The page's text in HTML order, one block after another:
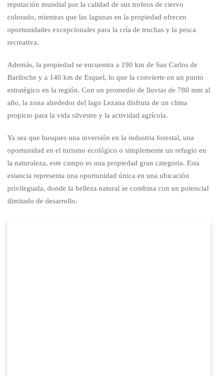
reputación mundial por la calidad de sus trofeos de ciervo
colorado, mientras que las lagunas en la propiedad ofrecen
oportunidades excepcionales para la cría de truchas y la pesca
recreativa.
Además, la propiedad se encuentra a 190 km de San Carlos de
Bariloche y a 140 km de Esquel, lo que la convierte en un punto
estratégico en la región. Con un promedio de lluvias de 780 mm al
año, la zona alrededor del lago Lezana disfruta de un clima
propicio para la vida silvestre y la actividad agrícola.
Ya sea que busques una inversión en la industria forestal, una
oportunidad en el turismo ecológico o simplemente un refugio en
la naturaleza, este campo es una propiedad gran categoria. Esta
estancia representa una oportunidad única en una ubicación
privilegiada, donde la belleza natural se combina con un potencial
ilimitado de desarrollo.